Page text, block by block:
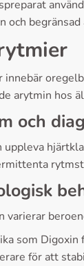
och
innebär
arytmin hos
och
uppleva
varierar
som
för att